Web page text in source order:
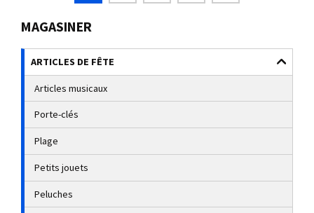
MAGASINER
ARTICLES DE FÊTE
Articles musicaux
Porte-clés
Plage
Petits jouets
Peluches